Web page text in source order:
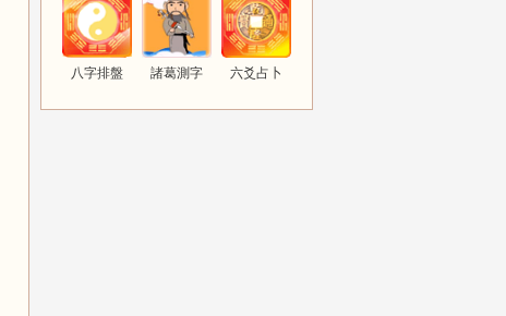
八字排盤 諸葛測字 六爻占卜